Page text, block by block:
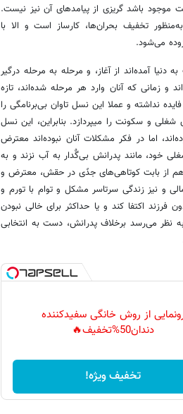
موجود باشد گریزی از پیامدهای آن نیز نیست.
تخفیف بحران‌ها، کارساز است و الا با
می‌شود.
دنیا آمده‌اند از آغاز، و مرحله به مرحله درگیر
زمانی که آنان وارد هر مرحله شده‌اند، تازه
نداشته و عملا این نسل تاوان بی‌برنامگی را
و سکونت را میپردازد. بنابراین، این نسل
اما در فکر مشکلات آنان نبوده‌اند معترض
خود، مانند پدرانش بی‌گٌدار به آب نزند و به
از بابت کوتاهی‌های جدًی در حقش، معترض و
و نیز زندگی سرتاسر مشکل و توام با تورم و
فرزند اکتفا کند و یا حداکثر برای خالی نبودن
به نظر می‌رسد برخلاف پدرانش، دست به انتخابی
از روش خانگی سفیدکننده
دندان50%تخفیف🔥
تخفیف ویژه!